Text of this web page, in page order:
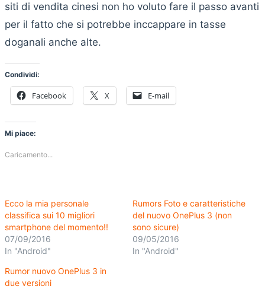
siti di vendita cinesi non ho voluto fare il passo avanti
per il fatto che si potrebbe inccappare in tasse
doganali anche alte.
Condividi:
Facebook X E-mail
Mi piace:
Caricamento...
Ecco la mia personale
classifica sui 10 migliori
smartphone del momento!!
07/09/2016
In "Android"
Rumors Foto e caratteristiche
del nuovo OnePlus 3 (non
sono sicure)
09/05/2016
In "Android"
Rumor nuovo OnePlus 3 in
due versioni